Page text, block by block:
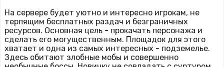
На сервере будет уютно и интересно игрокам, не
терпящим бесплатных раздач и безграничных
ресурсов. Основная цель - прокачать персонажа и
сделать его могущественным. Площадок для этого
хватает и одна из самых интересных - подземелье.
Здесь обитают злобные мобы и совершенно